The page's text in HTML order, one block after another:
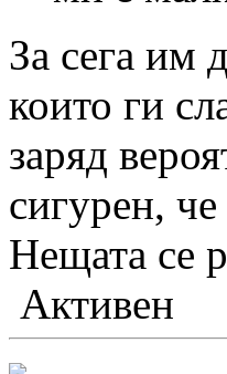
За сега им
които ги
заряд
сигурен,
Нещата се
Активен